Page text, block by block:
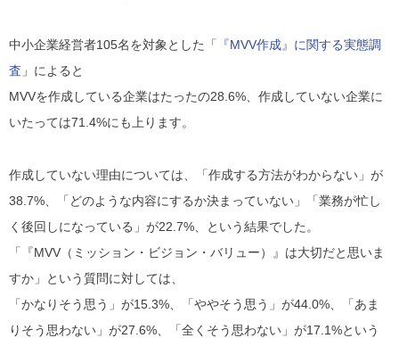
中小企業経営者105名を対象とした「
『MVV作成』に関する実態調
査 」によると
MVVを作成している企業はたったの28.6%
作成していない企業に
いたっては71.4%にも上ります。
作成していない理由については、「作成する方法がわからない」が
38.7%、「どのような内容にするか決まっていない」「業務が忙し
く後回しになっている」が22.7%、という結果でした。
「
『MVV（ミッション・ビジョン・バリュー）』は大切だと思いま
すか 」という質問に対しては、
「かなりそう思う」が15.3%、「ややそう思う」が44.0%、「あま
りそう思わない」が27.6%、「全くそう思わない」が17.1%という